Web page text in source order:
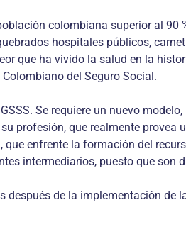
colombiana superior al 90
hospitales públicos,
que ha vivido la salud en la
del Seguro Social.
Se requiere un nuevo
profesión, que realmente
enfrente la formación del
intermediarios, puesto que son
de la implementación de